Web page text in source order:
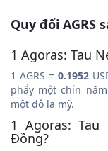
Quy đổi AGRS
1 Agoras: Tau
1 AGRS = 0.1952
phẩy một chín
một đô la mỹ.
1 Agoras:
Đồng?